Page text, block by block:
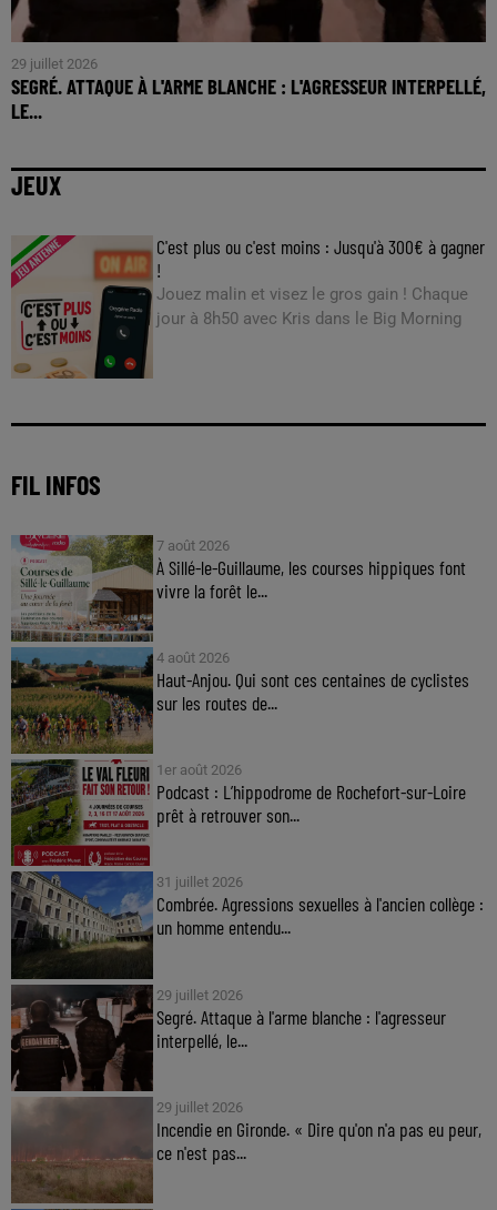
29 juillet 2026
SEGRÉ. ATTAQUE À L'ARME BLANCHE : L'AGRESSEUR INTERPELLÉ,
LE...
JEUX
C'est plus ou c'est moins : Jusqu'à 300€ à gagner
!
Jouez malin et visez le gros gain ! Chaque
jour à 8h50 avec Kris dans le Big Morning
FIL INFOS
7 août 2026
À Sillé-le-Guillaume, les courses hippiques font
vivre la forêt le...
4 août 2026
Haut-Anjou. Qui sont ces centaines de cyclistes
sur les routes de...
1er août 2026
Podcast : L’hippodrome de Rochefort-sur-Loire
prêt à retrouver son...
31 juillet 2026
Combrée. Agressions sexuelles à l'ancien collège :
un homme entendu...
29 juillet 2026
Segré. Attaque à l'arme blanche : l'agresseur
interpellé, le...
29 juillet 2026
Incendie en Gironde. « Dire qu'on n'a pas eu peur,
ce n'est pas...